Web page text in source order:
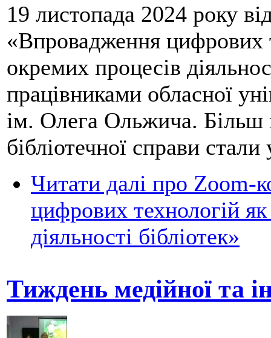
19 листопада 2024 року
«Впровадження цифрових
окремих процесів
працівниками обласної
ім. Олега Ольжича. Більш
бібліотечної справи
Читати далі про Zoom-
цифрових технологій
діяльності бібліотек»
Тиждень медійної та